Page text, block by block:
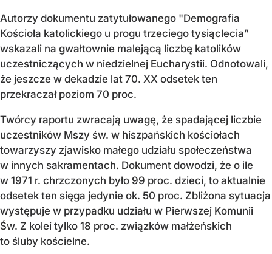
Autorzy dokumentu zatytułowanego "Demografia
Kościoła katolickiego u progu trzeciego tysiąclecia”
wskazali na gwałtownie malejącą liczbę katolików
uczestniczących w niedzielnej Eucharystii. Odnotowali,
że jeszcze w dekadzie lat 70. XX odsetek ten
przekraczał poziom 70 proc.
Twórcy raportu zwracają uwagę, że spadającej liczbie
uczestników Mszy św. w hiszpańskich kościołach
towarzyszy zjawisko małego udziału społeczeństwa
w innych sakramentach. Dokument dowodzi, że o ile
w 1971 r. chrzczonych było 99 proc. dzieci, to aktualnie
odsetek ten sięga jedynie ok. 50 proc. Zbliżona sytuacja
występuje w przypadku udziału w Pierwszej Komunii
Św. Z kolei tylko 18 proc. związków małżeńskich
to śluby kościelne.